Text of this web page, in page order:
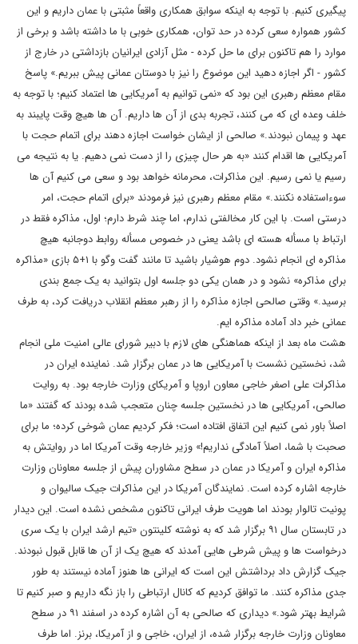
پیگیری کنیم. با توجه به اینکه سوابق همکاری واقعاً مثبتی با عمان داریم و این
کشور همواره سعی کرده در حد توان، همکاری خوبی با ما داشته باشد و برخی از
موارد را هم تاکنون برای ما حل کرده - مثل آزادی ایرانیان بازداشتی در خارج از
کشور - اگر اجازه دهید این موضوع را نیز با دوستان عمانی پیش ببریم.» پاسخ
مقام معظم رهبری این بود که «نمی توانیم به آمریکایی ها اعتماد کنیم؛ با توجه به
خلف وعده ای که می کنند، تجربه بدی از آن ها داریم. آن ها هیچ وقت پایبند به
عهد و پیمان نبودند.» صالحی از ایشان خواست اجازه دهند برای اتمام حجت با
آمریکایی ها اقدام کنند «به هر حال چیزی را از دست نمی دهیم. یا به نتیجه می
رسیم یا نمی رسیم. این مذاکرات، محرمانه خواهد بود و سعی می کنیم آن ها
سوءاستفاده نکنند.» مقام معظم رهبری نیز فرمودند «برای اتمام حجت، امر
درستی است. با این کار مخالفتی ندارم، اما چند شرط دارم؛ اول، مذاکره فقط در
ارتباط با مسأله هسته ای باشد یعنی در خصوص مسأله روابط دوجانبه هیچ
مذاکره ای انجام نشود. دوم هوشیار باشید تا مانند گفت وگو با ۱+۵ بازی «مذاکره
برای مذاکره» نشود و در همان یکی دو جلسه اول بتوانید به یک جمع بندی
برسید.» وقتی صالحی اجازه مذاکره را از رهبر معظم انقلاب دریافت کرد، به طرف
عمانی خبر داد آماده مذاکره ایم.
هشت ماه بعد از اینکه هماهنگی های لازم با دبیر شورای عالی امنیت ملی انجام
شد، نخستین نشست با آمریکایی ها در عمان برگزار شد. نماینده ایران در
مذاکرات علی اصغر خاجی معاون اروپا و آمریکای وزارت خارجه بود. به روایت
صالحی، آمریکایی ها در نخستین جلسه چنان متعجب شده بودند که گفتند «ما
اصلاً باور نمی کنیم این اتفاق افتاده است؛ فکر کردیم عمان شوخی کرده؛ ما برای
صحبت با شما، اصلاً آمادگی نداریم!» وزیر خارجه وقت آمریکا اما در روایتش به
مذاکره ایران و آمریکا در عمان در سطح مشاوران پیش از جلسه معاونان وزارت
خارجه اشاره کرده است. نمایندگان آمریکا در این مذاکرات جیک سالیوان و
پونیت تالوار بودند اما هویت طرف ایرانی تاکنون مشخص نشده است. این دیدار
در تابستان سال ۹۱ برگزار شد که به نوشته کلینتون «تیم ارشد ایران با یک سری
درخواست ها و پیش شرطی هایی آمدند که هیچ یک از آن ها قابل قبول نبودند.
جیک گزارش داد برداشتش این است که ایرانی ها هنوز آماده نیستند به طور
جدی مذاکره کنند. ما توافق کردیم که کانال ارتباطی را باز نگه داریم و صبر کنیم تا
شرایط بهتر شود.» دیداری که صالحی به آن اشاره کرده در اسفند ۹۱ در سطح
معاونان وزارت خارجه برگزار شده، از ایران، خاجی و از آمریکا، برنز. اما طرف